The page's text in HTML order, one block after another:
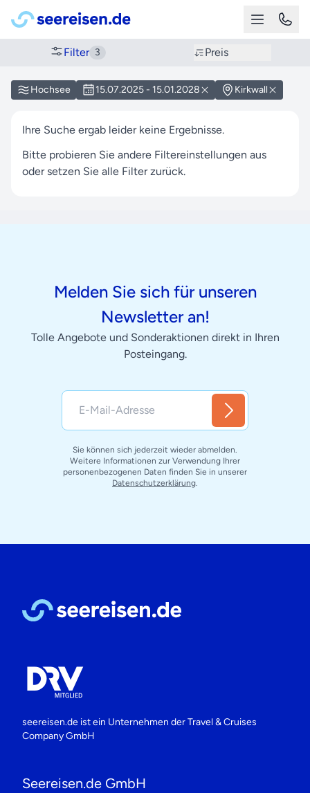
Filter 3 Preis
Hochsee 15.07.2025 - 15.01.2028 Kirkwall
Ihre Suche ergab leider keine Ergebnisse.
Bitte probieren Sie andere Filtereinstellungen aus
oder setzen Sie alle Filter zurück.
Melden Sie sich für unseren
Newsletter an!
Tolle Angebote und Sonderaktionen direkt in Ihren
Posteingang.
Sie können sich jederzeit wieder abmelden.
Weitere Informationen zur Verwendung Ihrer
personenbezogenen Daten finden Sie in unserer
Datenschutzerklärung.
seereisen.de ist ein Unternehmen derTravel & Cruises
Company GmbH
Seereisen.de GmbH